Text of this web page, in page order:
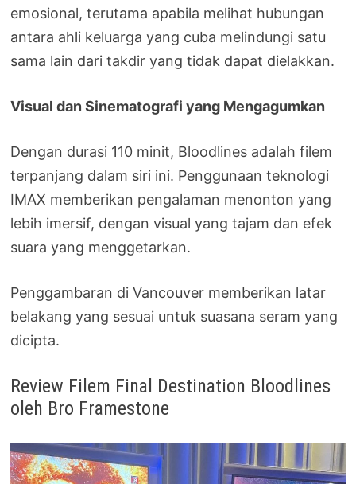
emosional, terutama apabila melihat hubungan
antara ahli keluarga yang cuba melindungi satu
sama lain dari takdir yang tidak dapat dielakkan.
Visual dan Sinematografi yang Mengagumkan
Dengan durasi 110 minit, Bloodlines adalah filem
terpanjang dalam siri ini. Penggunaan teknologi
IMAX memberikan pengalaman menonton yang
lebih imersif, dengan visual yang tajam dan efek
suara yang menggetarkan.
Penggambaran di Vancouver memberikan latar
belakang yang sesuai untuk suasana seram yang
dicipta.
Review Filem Final Destination Bloodlines
oleh Bro Framestone